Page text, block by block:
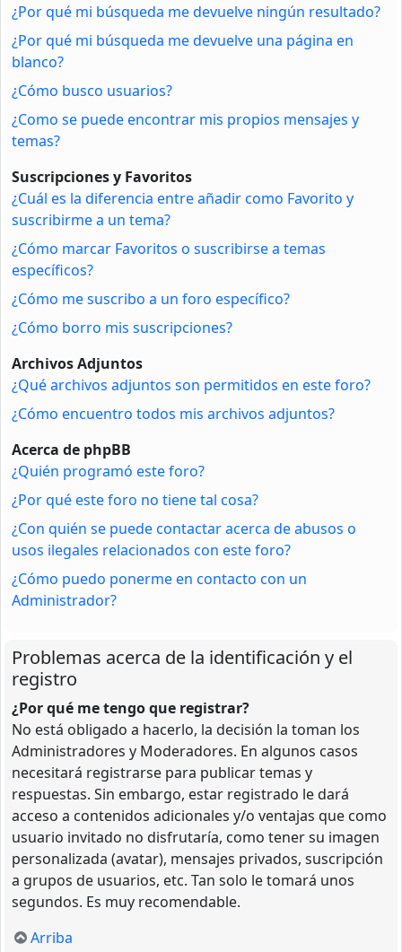
¿Por qué mi búsqueda me devuelve ningún resultado?
¿Por qué mi búsqueda me devuelve una página en
blanco?
¿Cómo busco usuarios?
¿Como se puede encontrar mis propios mensajes y
temas?
Suscripciones y Favoritos
¿Cuál es la diferencia entre añadir como Favorito y
suscribirme a un tema?
¿Cómo marcar Favoritos o suscribirse a temas
específicos?
¿Cómo me suscribo a un foro específico?
¿Cómo borro mis suscripciones?
Archivos Adjuntos
¿Qué archivos adjuntos son permitidos en este foro?
¿Cómo encuentro todos mis archivos adjuntos?
Acerca de phpBB
¿Quién programó este foro?
¿Por qué este foro no tiene tal cosa?
¿Con quién se puede contactar acerca de abusos o
usos ilegales relacionados con este foro?
¿Cómo puedo ponerme en contacto con un
Administrador?
Problemas acerca de la identificación y el
registro
¿Por qué me tengo que registrar?
No está obligado a hacerlo, la decisión la toman los
Administradores y Moderadores. En algunos casos
necesitará registrarse para publicar temas y
respuestas. Sin embargo, estar registrado le dará
acceso a contenidos adicionales y/o ventajas que como
usuario invitado no disfrutaría, como tener su imagen
personalizada (avatar), mensajes privados, suscripción
a grupos de usuarios, etc. Tan solo le tomará unos
segundos. Es muy recomendable.
Arriba